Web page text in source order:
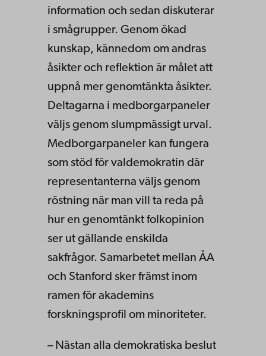
information och sedan diskuterar
i smågrupper. Genom ökad
kunskap, kännedom om andras
åsikter och reflektion är målet att
uppnå mer genomtänkta åsikter.
Deltagarna i medborgarpaneler
väljs genom slumpmässigt urval.
Medborgarpaneler kan fungera
som stöd för valdemokratin där
representanterna väljs genom
röstning när man vill ta reda på
hur en genomtänkt folkopinion
ser ut gällande enskilda
sakfrågor. Samarbetet mellan ÅA
och Stanford sker främst inom
ramen för akademins
forskningsprofil om minoriteter.
– Nästan alla demokratiska beslut